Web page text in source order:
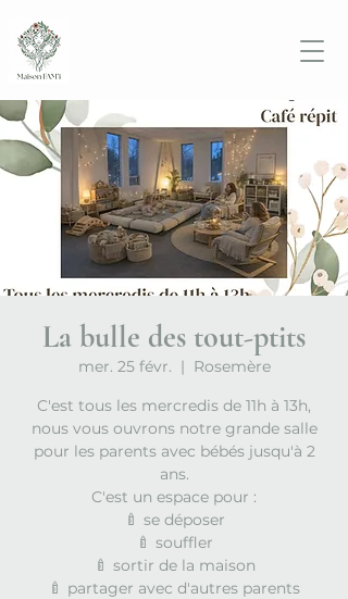
La bulle des tout-ptits
mer. 25 févr.
  |
Rosemère
C'est tous les mercredis de 11h à 13h,
nous vous ouvrons notre grande salle
pour les parents avec bébés jusqu'à 2
ans.
C'est un espace pour :
🍼 se déposer
🍼 souffler
🍼 sortir de la maison
🍼 partager avec d'autres parents